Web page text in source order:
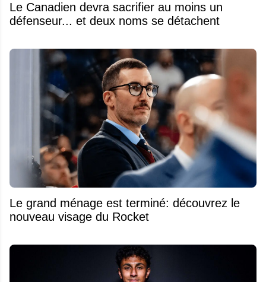
Le Canadien devra sacrifier au moins un
défenseur... et deux noms se détachent
Le grand ménage est terminé: découvrez le
nouveau visage du Rocket